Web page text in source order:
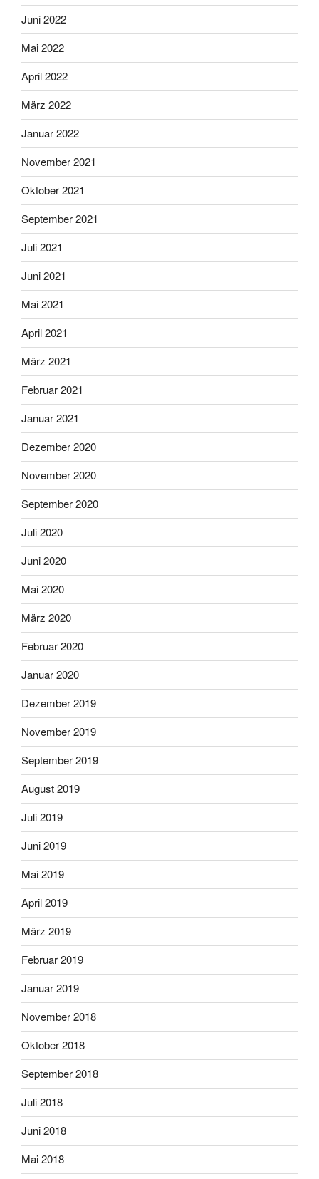
Juni 2022
Mai 2022
April 2022
März 2022
Januar 2022
November 2021
Oktober 2021
September 2021
Juli 2021
Juni 2021
Mai 2021
April 2021
März 2021
Februar 2021
Januar 2021
Dezember 2020
November 2020
September 2020
Juli 2020
Juni 2020
Mai 2020
März 2020
Februar 2020
Januar 2020
Dezember 2019
November 2019
September 2019
August 2019
Juli 2019
Juni 2019
Mai 2019
April 2019
März 2019
Februar 2019
Januar 2019
November 2018
Oktober 2018
September 2018
Juli 2018
Juni 2018
Mai 2018